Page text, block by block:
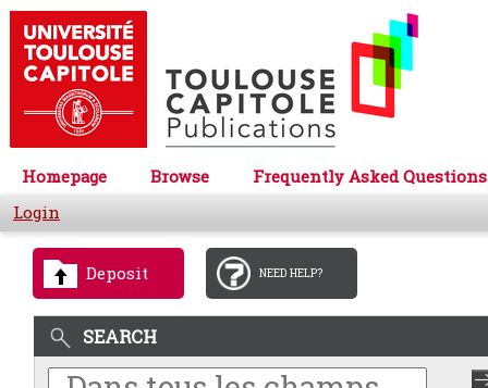
Homepage Browse
Frequently Asked Questions
Login
Deposit NEED HELP?
SEARCH